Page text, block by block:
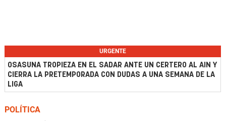
URGENTE
OSASUNA TROPIEZA EN EL SADAR ANTE UN CERTERO AL AIN Y
CIERRA LA PRETEMPORADA CON DUDAS A UNA SEMANA DE LA
LIGA
POLÍTICA